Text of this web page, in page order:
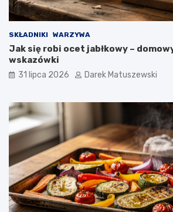
SKŁADNIKI WARZYWA
Jak się robi ocet jabłkowy –
wskazówki
31 lipca 2026 Darek Matuszewski